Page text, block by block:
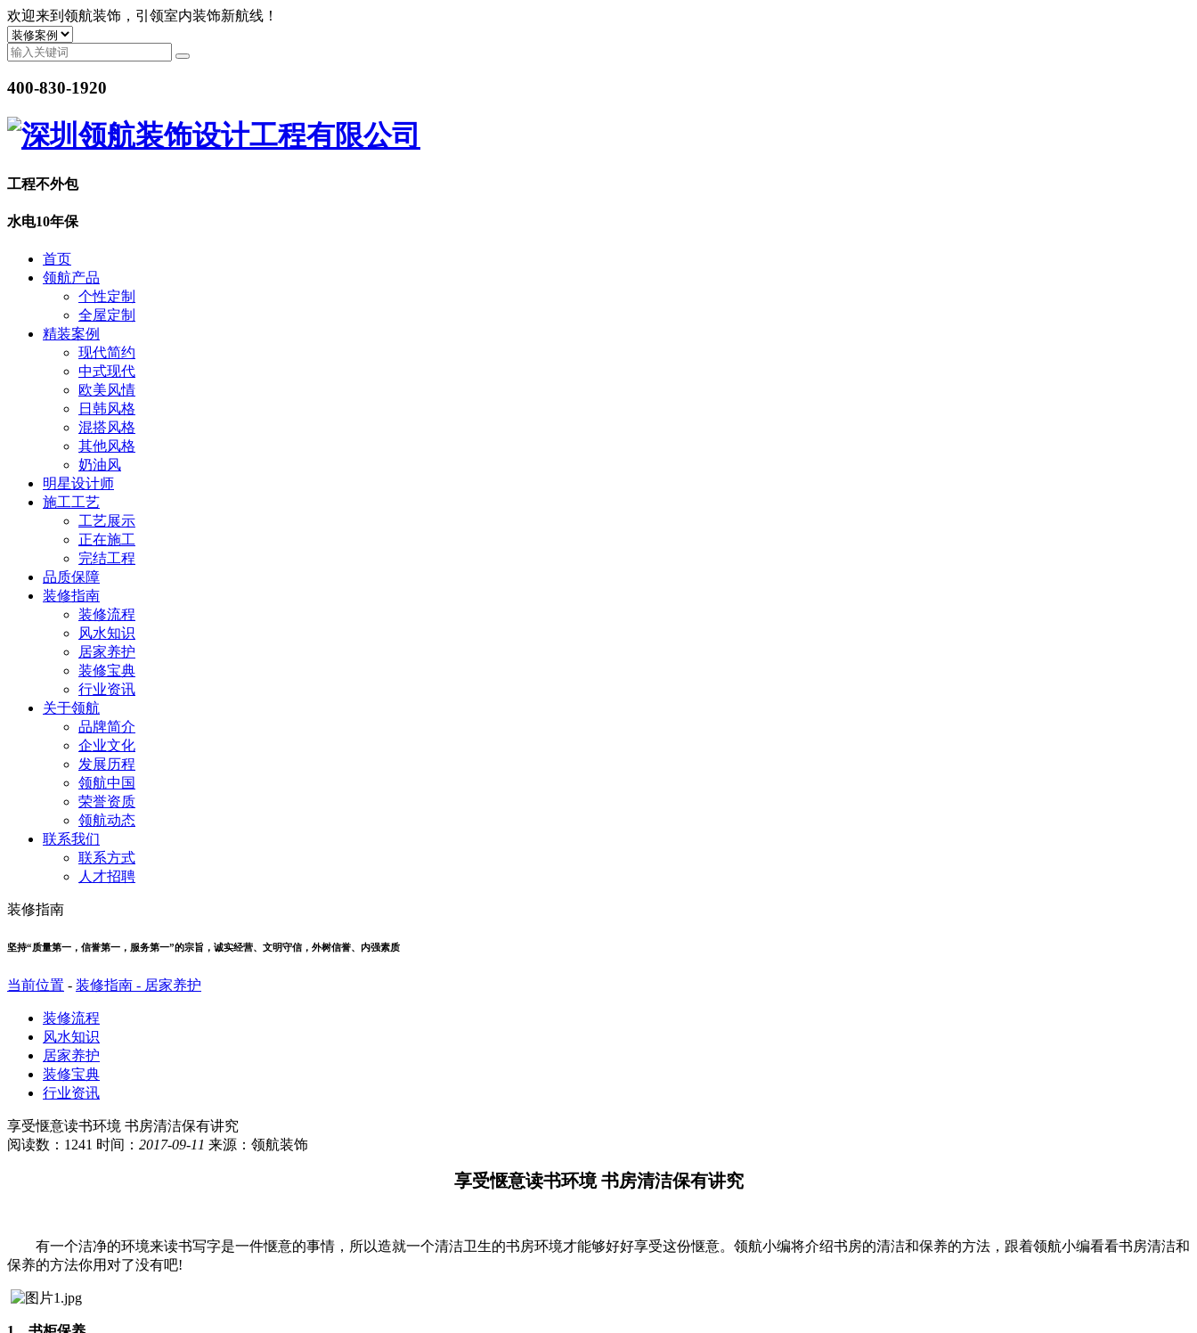
欢迎来到领航装饰，引领室内装饰新航线！
400-830-1920
工程不外包
水电10年保
首页
领航产品
个性定制
全屋定制
精装案例
现代简约
中式现代
欧美风情
日韩风格
混搭风格
其他风格
奶油风
明星设计师
施工工艺
工艺展示
正在施工
完结工程
品质保障
装修指南
装修流程
风水知识
居家养护
装修宝典
行业资讯
关于领航
品牌简介
企业文化
发展历程
领航中国
荣誉资质
领航动态
联系我们
联系方式
人才招聘
装修指南
坚持“质量第一，信誉第一，服务第一”的宗旨，诚实经营、文明守信，外树信誉、内强素质
当前位置 - 装修指南 - 居家养护
装修流程
风水知识
居家养护
装修宝典
行业资讯
享受惬意读书环境 书房清洁保有讲究
阅读数：1241 时间： 2017-09-11 来源：领航装饰
享受惬意读书环境 书房清洁保有讲究
有一个洁净的环境来读书写字是一件惬意的事情，所以造就一个清洁卫生的书房环境才能够好好享受这份惬意。领航小编将介绍书房的清洁和保养的方法，跟着领航小编看看书房清洁和
保养的方法你用对了没有吧!